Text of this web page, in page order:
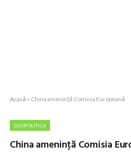
Acasă » China ameninţă Comisia Europeană
GEOPOLITICA
China ameninţă Comisia